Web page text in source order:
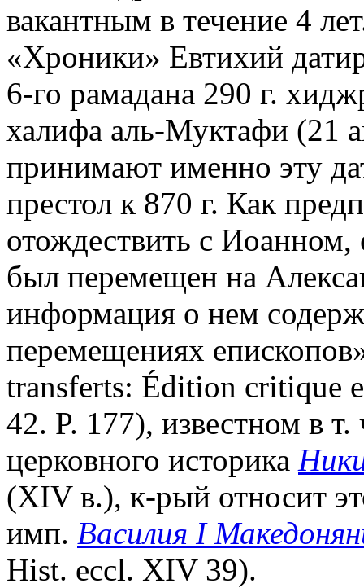
вакантным в течение 4
«Хроники» Евтихий
6-го рамадана 290 г.
халифа аль-Муктафи (21
принимают именно эту
престол к 870 г. Как
отождествить с
был перемещен на
информация о нем
перемещениях
transferts: Édition critique
42. P. 177), известном в
церковного историка
(XIV в.), к-рый относит
имп. Василия I
Hist. eccl. XIV 39).